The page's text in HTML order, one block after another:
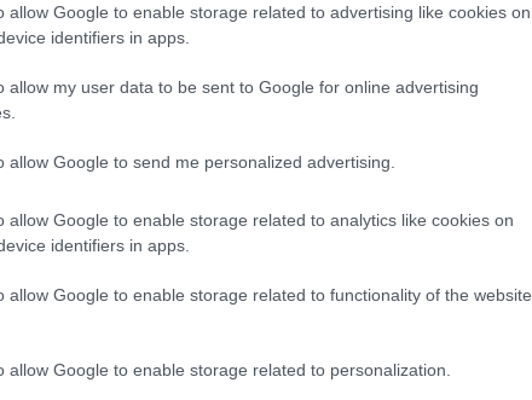
allow Google to enable storage related to advertising like cookies on
identifiers in apps.
allow my user data to be sent to Google for online advertising
allow Google to send me personalized advertising.
allow Google to enable storage related to analytics like cookies on
identifiers in apps.
allow Google to enable storage related to functionality of the website
allow Google to enable storage related to personalization.